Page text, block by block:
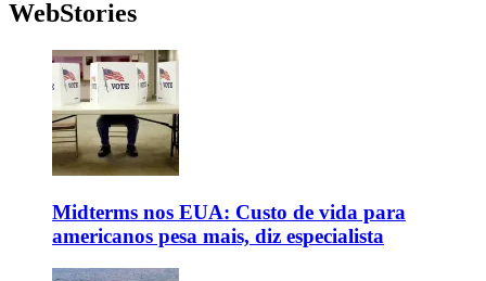
WebStories
Midterms nos EUA: Custo de vida para
americanos pesa mais, diz especialista